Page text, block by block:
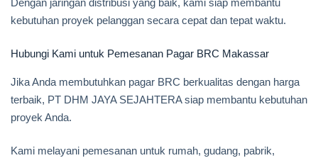
kebutuhan proyek pelanggan secara cepat dan tepat waktu.
Hubungi Kami untuk Pemesanan Pagar BRC Makassar
Jika Anda membutuhkan pagar BRC berkualitas dengan harga
terbaik, PT DHM JAYA SEJAHTERA siap membantu kebutuhan
proyek Anda.
Kami melayani pemesanan untuk rumah, gudang, pabrik,